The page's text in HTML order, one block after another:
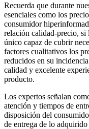
Recuerda que durante
esenciales como los
consumidor
relación calidad-precio, si
único capaz de cubrir
factores cualitativos los
reducidos en su
calidad y excelente
producto.
Los expertos señalan
atención y tiempos de
disposición del
de entrega de lo